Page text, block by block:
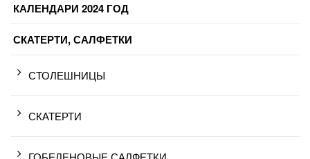
КАЛЕНДАРИ 2024 ГОД
СКАТЕРТИ, САЛФЕТКИ
СТОЛЕШНИЦЫ
СКАТЕРТИ